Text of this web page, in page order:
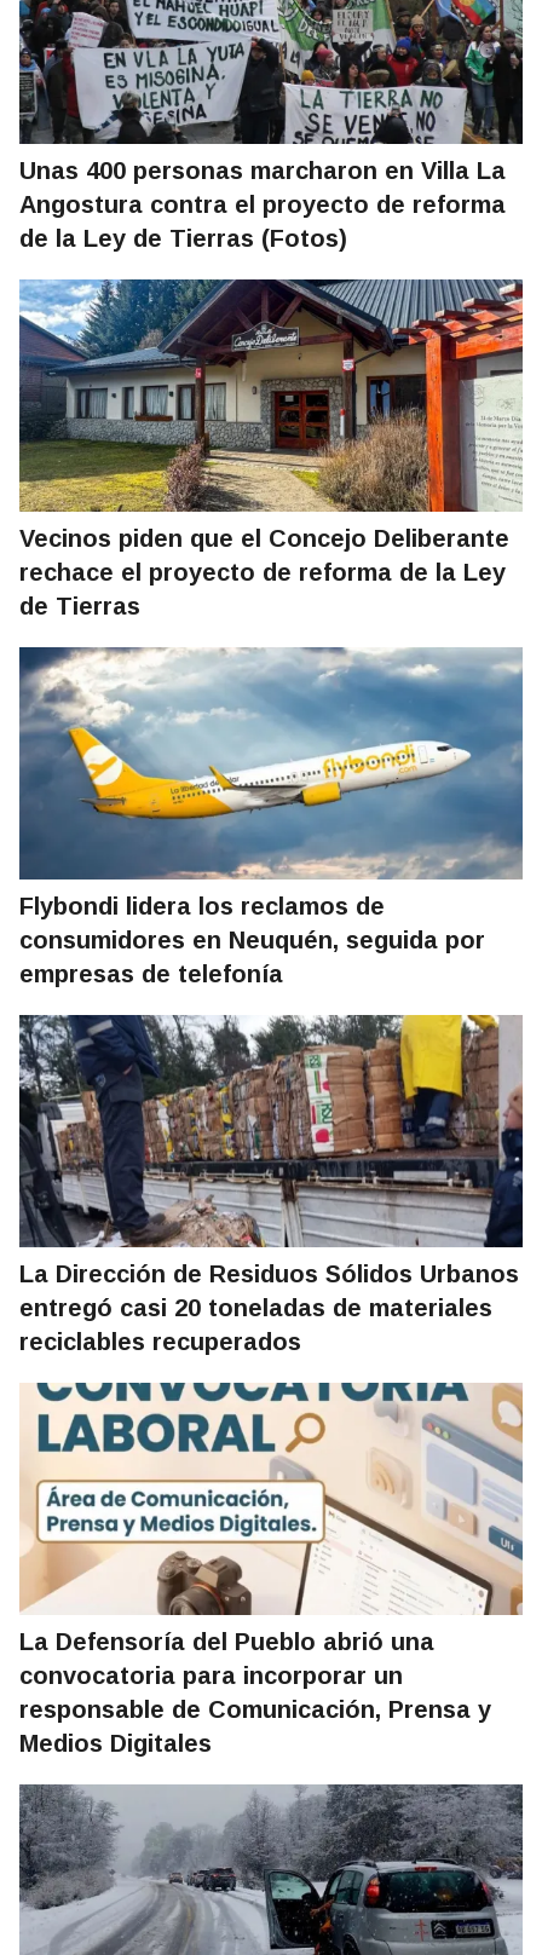
Unas 400 personas marcharon en Villa La
Angostura contra el proyecto de reforma
de la Ley de Tierras (Fotos)
Vecinos piden que el Concejo Deliberante
rechace el proyecto de reforma de la Ley
de Tierras
Flybondi lidera los reclamos de
consumidores en Neuquén, seguida por
empresas de telefonía
La Dirección de Residuos Sólidos Urbanos
entregó casi 20 toneladas de materiales
reciclables recuperados
La Defensoría del Pueblo abrió una
convocatoria para incorporar un
responsable de Comunicación, Prensa y
Medios Digitales